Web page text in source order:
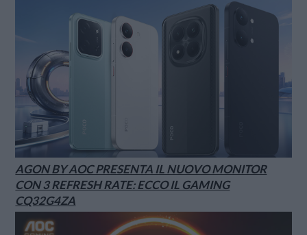
AGON BY AOC PRESENTA IL NUOVO MONITOR
CON 3 REFRESH RATE: ECCO IL GAMING
CQ32G4ZA